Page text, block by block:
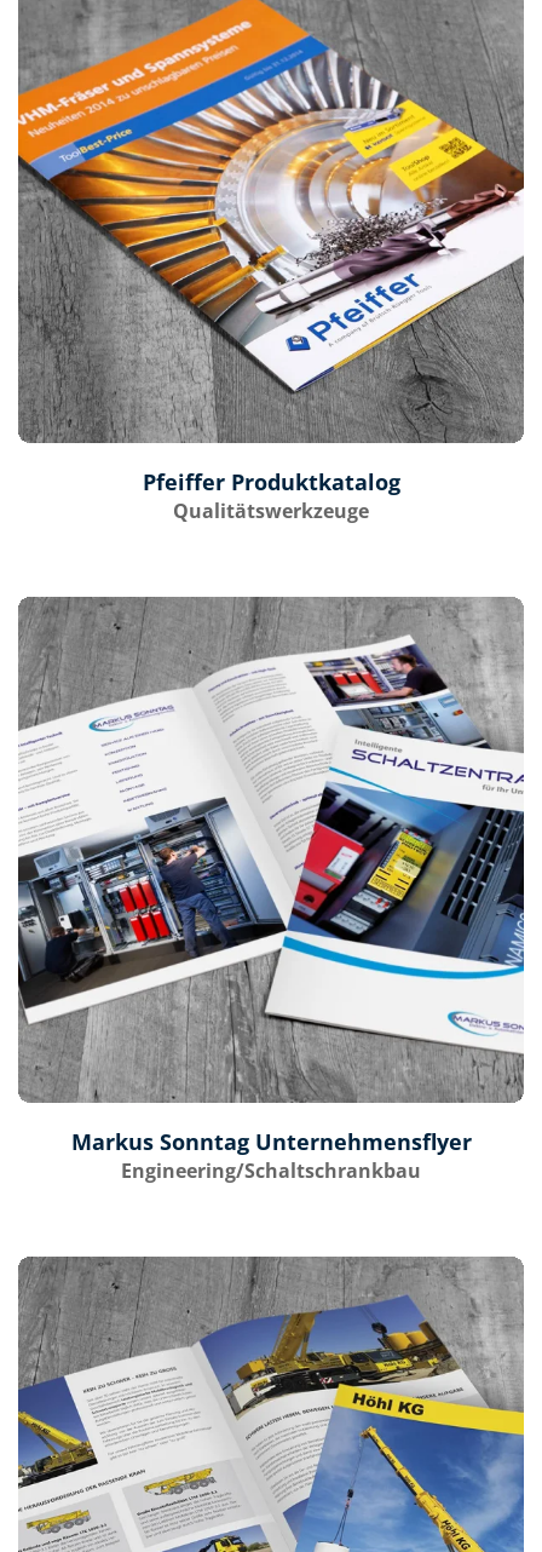
Pfeiffer Produktkatalog
Qualitätswerkzeuge
Markus Sonntag Unternehmensflyer
Engineering/Schaltschrankbau